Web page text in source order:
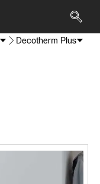
Decotherm Plus